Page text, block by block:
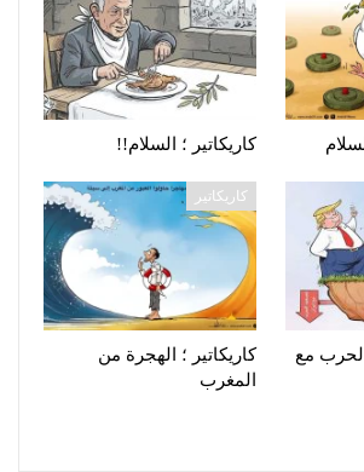
كاريكاتير ؛ السلام!!
الحرب مع
كاريكاتير
كاريكاتير ؛ الهجرة من
المغرب